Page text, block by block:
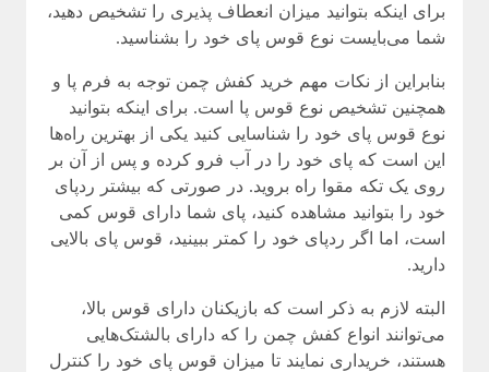
برای اینکه بتوانید میزان انعطاف پذیری را تشخیص دهید،
شما می‌بایست نوع قوس پای خود را بشناسید.
بنابراین از نکات مهم خرید کفش چمن توجه به فرم پا و
همچنین تشخیص نوع قوس پا است. برای اینکه بتوانید
نوع قوس پای خود را شناسایی کنید یکی از بهترین راه‌ها
این است که پای خود را در آب فرو کرده و پس از آن بر
روی یک تکه مقوا راه بروید. در صورتی که بیشتر ردپای
خود را بتوانید مشاهده کنید، پای شما دارای قوس کمی
است، اما اگر ردپای خود را کمتر ببینید، قوس پای بالایی
دارید.
البته لازم به ذکر است که بازیکنان دارای قوس بالا،
می‌توانند انواع کفش چمن را که دارای بالشتک‌هایی
هستند، خریداری نمایند تا میزان قوس پای خود را کنترل